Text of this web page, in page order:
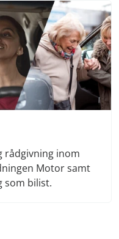
rådgivning inom
Motor samt
som bilist.